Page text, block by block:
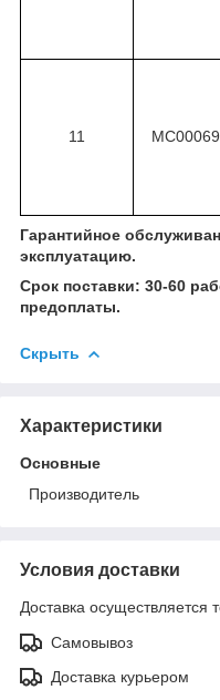
11
Гарантийное
эксплуатацию.
Срок поставки: 30-60
предоплаты.
Скрыть
Характеристики
Основные
Производитель
Условия доставки
Доставка осуществляется
Самовывоз
Доставка курьером